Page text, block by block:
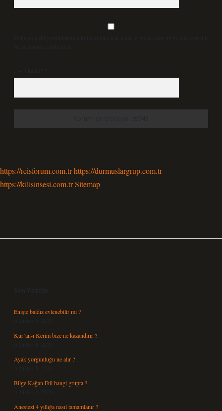
Daha sonraki yorumlarımda kullanılması için adım, e-posta adresim ve site adresim
bu tarayıcıya kaydedilsin.
5 + 3 kaçtır?
https://reisforum.com.trhttps://durmuslargrup.com.tr
https://kilisinsesi.com.trSitemap
Son Yazılar
Enişte baldız evlenebilir mi ?
Ağustos 6, 2026
Kur’an-ı Kerim bize ne kazandırır ?
Ağustos 6, 2026
Ayak yorgunluğu ne alır ?
Ağustos 5, 2026
Bilge Kağan Etil hangi grupta ?
Ağustos 4, 2026
Anestezi 4 yıllığa nasıl tamamlanır ?